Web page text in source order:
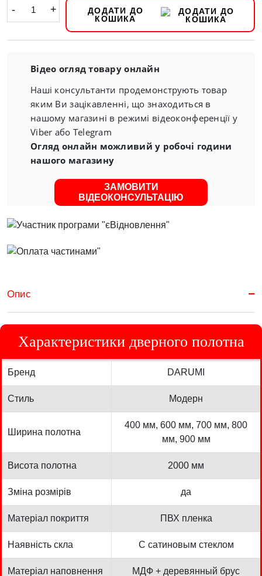
- +
ДОДАТИ ДО
КОШИКА
Відео огляд товару онлайн
Наші консультанти продемонструють товар
яким Ви зацікавленні, що знаходиться в
нашому магазині в режимі відеоконференції у
Viber або Telegram
Огляд онлайн можливий у робочі години
нашого магазину
ЗАМОВИТИ
ВІДЕОКОНСУЛЬТАЦІЮ
Опис
Характеристики дверного полотна
Бренд DARUMI
Стиль Модерн
Ширина полотна
400 мм, 600 мм, 700 мм, 800
мм, 900 мм
Висота полотна 2000 мм
Зміна розмірів да
Матеріал покриття ПВХ пленка
Наявність скла С сатиновым стеклом
Матеріал наповнення МДФ + деревянный брус